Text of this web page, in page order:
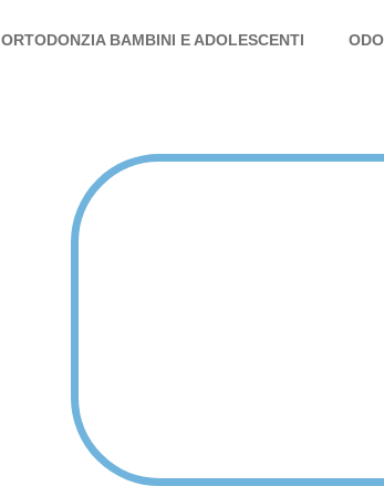
ORTODONZIA BAMBINI E ADOLESCENTI